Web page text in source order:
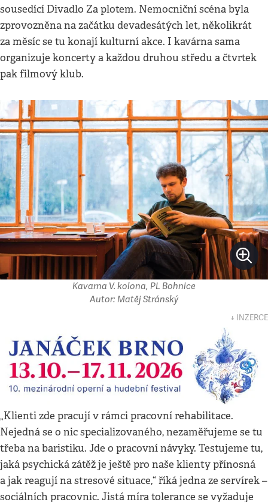
sousedící Divadlo Za plotem. Nemocniční scéna byla
zprovozněna na začátku devadesátých let, několikrát
za měsíc se tu konají kulturní akce. I kavárna sama
organizuje koncerty a každou druhou středu a čtvrtek
pak filmový klub.
Kavarna V. kolona, PL Bohnice
Autor: Matěj Stránský
↓ INZERCE
„Klienti zde pracují v rámci pracovní rehabilitace.
Nejedná se o nic specializovaného, nezaměřujeme se tu
třeba na baristiku. Jde o pracovní návyky. Testujeme tu,
jaká psychická zátěž je ještě pro naše klienty přínosná
a jak reagují na stresové situace,“ říká jedna ze servírek –
sociálních pracovnic. Jistá míra tolerance se vyžaduje